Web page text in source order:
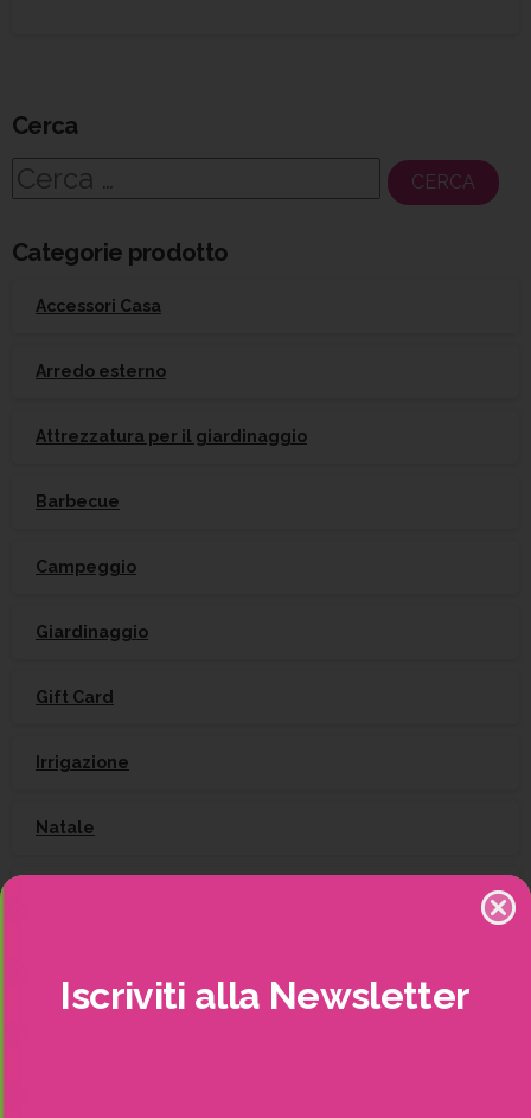
Cerca
Ricerca
Categorie prodotto
Accessori Casa
Arredo esterno
Attrezzatura per il giardinaggio
Barbecue
Campeggio
Giardinaggio
Gift Card
Irrigazione
Natale
Iscriviti alla Newsletter